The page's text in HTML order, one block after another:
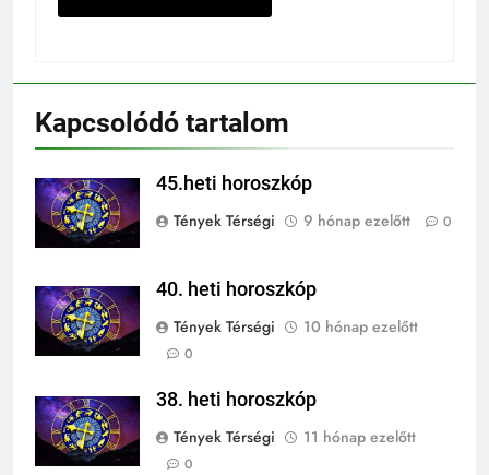
Kapcsolódó tartalom
45.heti horoszkóp
Tények Térségi
9 hónap ezelőtt 0
40. heti horoszkóp
Tények Térségi
10 hónap ezelőtt
0
38. heti horoszkóp
Tények Térségi
11 hónap ezelőtt
0